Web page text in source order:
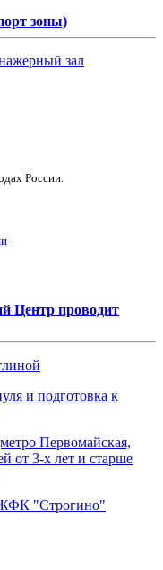
зоны)
зал
России.
Центр проводит
и подготовка к
Первомайская,
от 3-х лет и старше
ЖФК "Строгино"